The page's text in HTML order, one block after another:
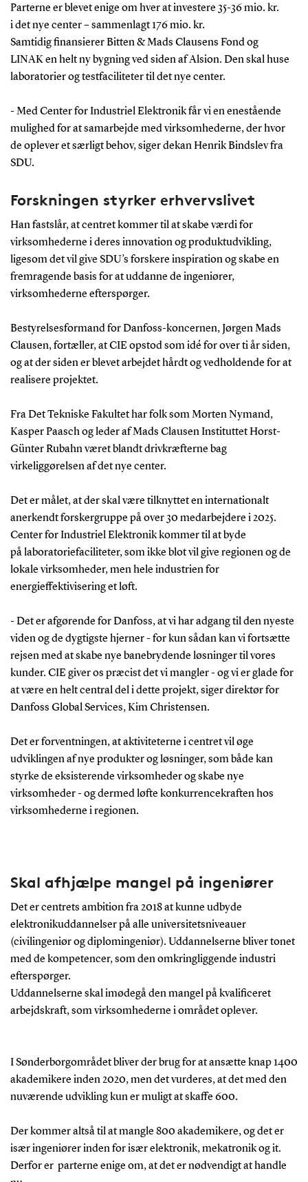
Parterne er blevet enige om hver at investere 35-36 mio. kr.
i det nye center – sammenlagt 176 mio. kr.
Samtidig finansierer Bitten & Mads Clausens Fond og
LINAK en helt ny bygning ved siden af Alsion. Den skal huse
laboratorier og testfaciliteter til det nye center.
- Med Center for Industriel Elektronik får vi en enestående
mulighed for at samarbejde med virksomhederne, der hvor
de oplever et særligt behov, siger dekan Henrik Bindslev fra
SDU.
Forskningen styrker erhvervslivet
Han fastslår, at centret kommer til at skabe værdi for
virksomhederne i deres innovation og produktudvikling,
ligesom det vil give SDU’s forskere inspiration og skabe en
fremragende basis for at uddanne de ingeniører,
virksomhederne efterspørger.
Bestyrelsesformand for Danfoss-koncernen, Jørgen Mads
Clausen, fortæller, at CIE opstod som idé for over ti år siden,
og at der siden er blevet arbejdet hårdt og vedholdende for at
realisere projektet.
Fra Det Tekniske Fakultet har folk som Morten Nymand,
Kasper Paasch og leder af Mads Clausen Instituttet Horst-
Günter Rubahn været blandt drivkræfterne bag
virkeliggørelsen af det nye center.
Det er målet, at der skal være tilknyttet en internationalt
anerkendt forskergruppe på over 30 medarbejdere i 2025.
Center for Industriel Elektronik kommer til at byde
på laboratoriefaciliteter, som ikke blot vil give regionen og de
lokale virksomheder, men hele industrien for
energieffektivisering et løft.
- Det er afgørende for Danfoss, at vi har adgang til den nyeste
viden og de dygtigste hjerner - for kun sådan kan vi fortsætte
rejsen med at skabe nye banebrydende løsninger til vores
kunder. CIE giver os præcist det vi mangler - og vi er glade for
at være en helt central del i dette projekt, siger direktør for
Danfoss Global Services, Kim Christensen.
Det er forventningen, at aktiviteterne i centret vil øge
udviklingen af nye produkter og løsninger, som både kan
styrke de eksisterende virksomheder og skabe nye
virksomheder - og dermed løfte konkurrencekraften hos
virksomhederne i regionen.
Skal afhjælpe mangel på ingeniører
Det er centrets ambition fra 2018 at kunne udbyde
elektronikuddannelser på alle universitetsniveauer
(civilingeniør og diplomingeniør). Uddannelserne bliver tonet
med de kompetencer, som den omkringliggende industri
efterspørger.
Uddannelserne skal imødegå den mangel på kvalificeret
arbejdskraft, som virksomhederne i området oplever.
I Sønderborgområdet bliver der brug for at ansætte knap 1400
akademikere inden 2020, men det vurderes, at det med den
nuværende udvikling kun er muligt at skaffe 600.
Der kommer altså til at mangle 800 akademikere, og det er
især ingeniører inden for især elektronik, mekatronik og it.
Derfor er parterne enige om, at det er nødvendigt at handle